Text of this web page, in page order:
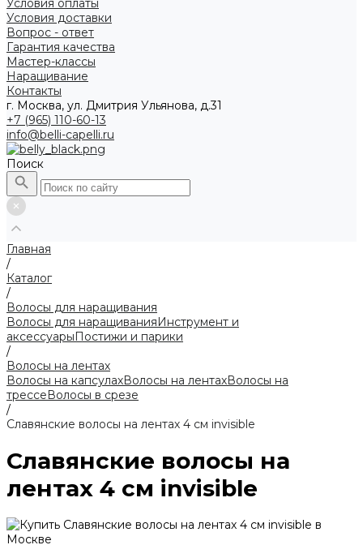
Условия оплаты
Условия доставки
Вопрос - ответ
Гарантия качества
Мастер-классы
Наращивание
Контакты
г. Москва, ул. Дмитрия Ульянова, д.31
+7 (965) 110-60-13
info@belli-capelli.ru
Поиск
Главная
/
Каталог
/
Волосы для наращивания
Волосы для наращиванияИнструмент и
аксессуарыПостижи и парики
/
Волосы на лентах
Волосы на капсулахВолосы на лентахВолосы на
трессеВолосы в срезе
/
Славянские волосы на лентах 4 см invisible
Славянские волосы на
лентах 4 см invisible